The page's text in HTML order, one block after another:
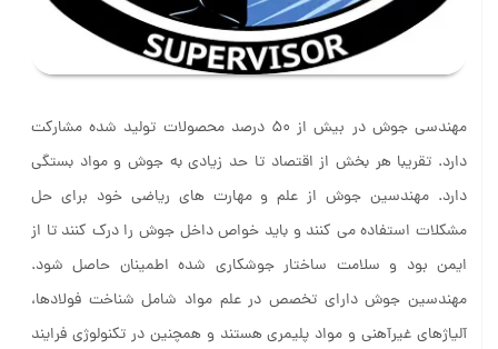
مهندسی جوش در بیش از ۵۰ درصد محصولات تولید شده مشارکت
دارد. تقریبا هر بخش از اقتصاد تا حد زیادی به جوش و مواد بستگی
دارد. مهندسین جوش از علم و مهارت های ریاضی خود برای حل
مشکلات استفاده می کنند و باید خواص داخل جوش را درک کنند تا از
ایمن بود و سلامت ساختار جوشکاری شده اطمینان حاصل شود.
مهندسین جوش دارای تخصص در علم مواد شامل شناخت فولادها،
آلیاژهای غیرآهنی و مواد پلیمری هستند و همچنین در تکنولوژی فرایند